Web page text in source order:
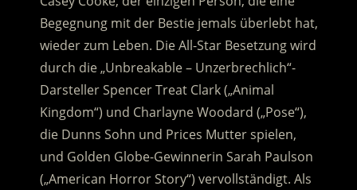
Begegnung mit der Bestie jemals überlebt hat,
wieder zum Leben. Die All-Star Besetzung wird
durch die „Unbreakable – Unzerbrechlich“-
Darsteller Spencer Treat Clark („Animal
Kingdom“) und Charlayne Woodard („Pose“),
die Dunns Sohn und Prices Mutter spielen,
und Golden Globe-Gewinnerin Sarah Paulson
(„American Horror Story“) vervollständigt. Als